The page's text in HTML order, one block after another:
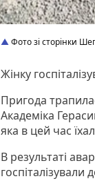
Фото зі сторінки
Жінку
Пригода
Академіка
яка в цей час
В результаті
госпіталізували